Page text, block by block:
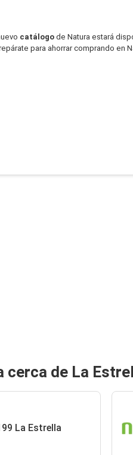
catálogo de Natura estará
para ahorrar comprando en
cerca de La
La Estrella